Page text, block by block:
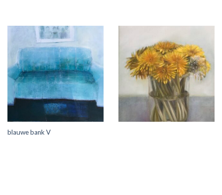
blauwe bank V